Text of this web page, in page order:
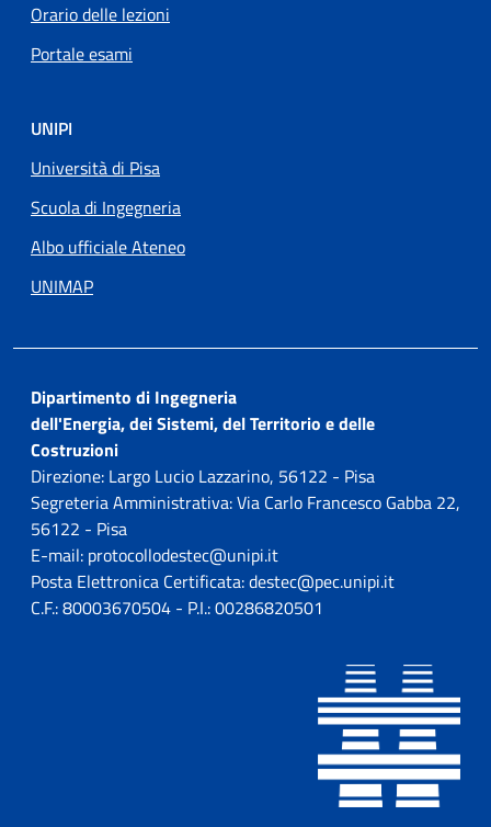
Orario delle lezioni
Portale esami
UNIPI
Università di Pisa
Scuola di Ingegneria
Albo ufficiale Ateneo
UNIMAP
Dipartimento di Ingegneria
dell'Energia, dei Sistemi, del Territorio e delle
Costruzioni
Direzione: Largo Lucio Lazzarino, 56122 - Pisa
Segreteria Amministrativa: Via Carlo Francesco Gabba 22,
56122 - Pisa
E-mail: protocollodestec@unipi.it
Posta Elettronica Certificata: destec@pec.unipi.it
C.F.: 80003670504 - P.I.: 00286820501